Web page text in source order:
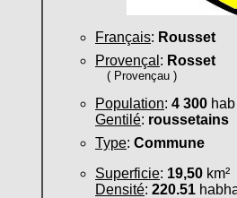
Français: Rousset
Provençal : Rosset
( Provençau )
Population: 4 300 hab
Gentilé: roussetains
Type: Commune
Superficie: 19,50 km²
Densité: 220.51